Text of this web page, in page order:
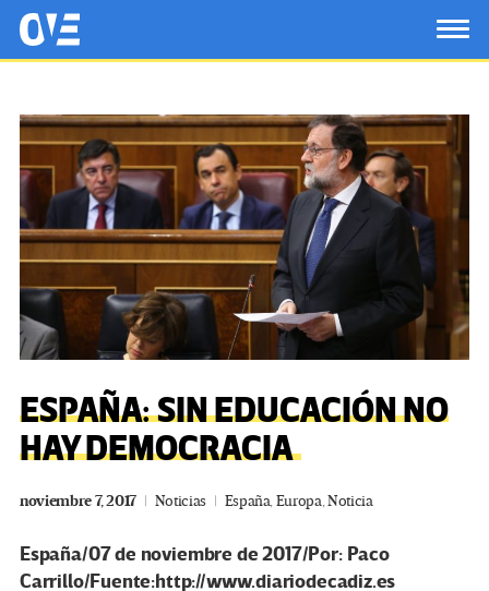
Saltar al contenido principal
OtrasVocesenEducacion.org
ESPAÑA: SIN EDUCACIÓN NO
HAY DEMOCRACIA
noviembre 7, 2017 Noticias España,Europa,Noticia
España/07 de noviembre de 2017/Por: Paco
Carrillo/Fuente:http://www.diariodecadiz.es